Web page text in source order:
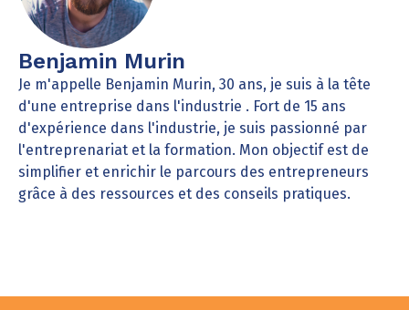
Benjamin Murin
Je m'appelle Benjamin Murin, 30 ans, je suis à la tête
d'une entreprise dans l'industrie . Fort de 15 ans
d'expérience dans l'industrie, je suis passionné par
l'entreprenariat et la formation. Mon objectif est de
simplifier et enrichir le parcours des entrepreneurs
grâce à des ressources et des conseils pratiques.